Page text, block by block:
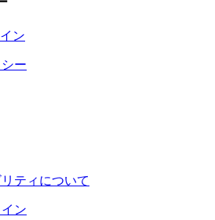
ン
ー
ティについて
ン